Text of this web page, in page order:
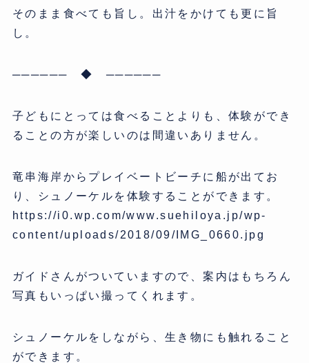
そのまま食べても旨し。出汁をかけても更に旨
し。
────── ◆ ──────
子どもにとっては食べることよりも、体験ができ
ることの方が楽しいのは間違いありません。
竜串海岸からプレイベートビーチに船が出てお
り、シュノーケルを体験することができます。
https://i0.wp.com/www.suehiloya.jp/wp-
content/uploads/2018/09/IMG_0660.jpg
ガイドさんがついていますので、案内はもちろん
写真もいっぱい撮ってくれます。
シュノーケルをしながら、生き物にも触れること
ができます。